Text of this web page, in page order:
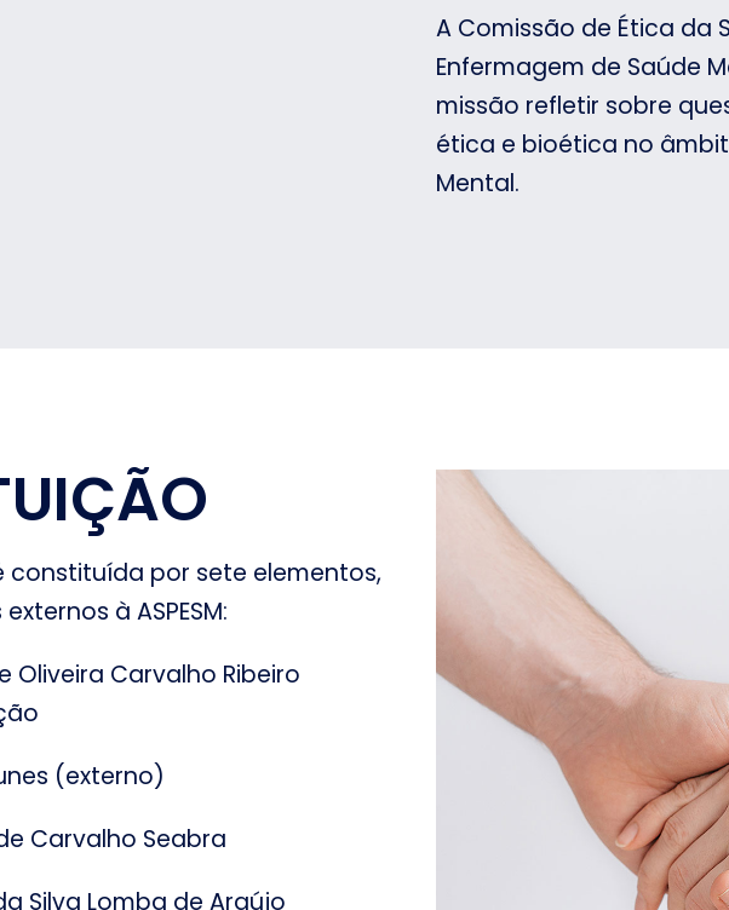
A Comissão de Ética da
Enfermagem de Saúde
missão refletir sobre
ética e bioética no
Mental.
constituída por sete elementos,
à ASPESM:
Oliveira Carvalho Ribeiro
(externo)
Carvalho Seabra
Silva Lomba de Araújo